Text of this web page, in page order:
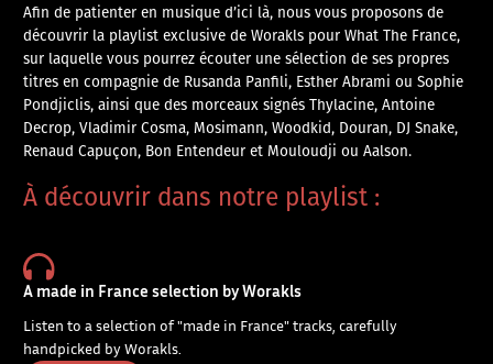
Afin de patienter en musique d’ici là, nous vous proposons de
découvrir la playlist exclusive de Worakls pour What The France,
sur laquelle vous pourrez écouter une sélection de ses propres
titres en compagnie de Rusanda Panfili, Esther Abrami ou Sophie
Pondjiclis, ainsi que des morceaux signés Thylacine, Antoine
Decrop, Vladimir Cosma, Mosimann, Woodkid, Douran, DJ Snake,
Renaud Capuçon, Bon Entendeur et Mouloudji ou Aalson.
À découvrir dans notre playlist :
A made in France selection by Worakls
Listen to a selection of "made in France" tracks, carefully
handpicked by Worakls.